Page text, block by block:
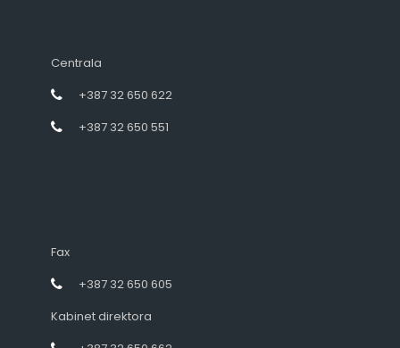
Centrala
+387 32 650 622
+387 32 650 551
Fax
+387 32 650 605
Kabinet direktora